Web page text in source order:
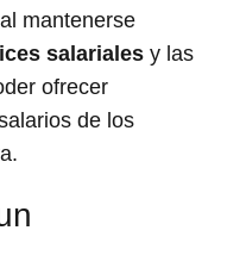
mantenerse
salariales y las
ofrecer
de los